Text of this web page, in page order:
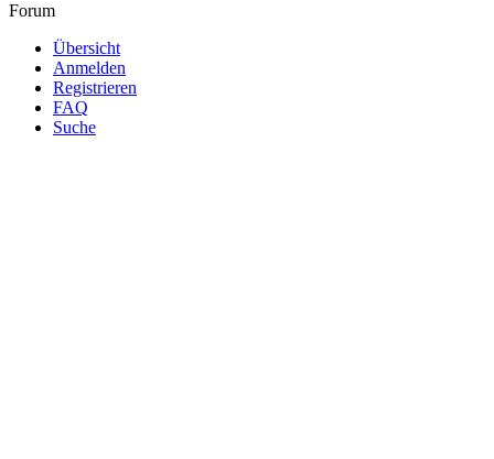
Forum
Übersicht
Anmelden
Registrieren
FAQ
Suche